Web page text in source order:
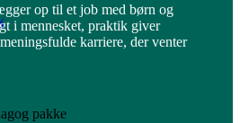
op til et job med børn og
i mennesket, praktik giver
karriere, der venter
pakke